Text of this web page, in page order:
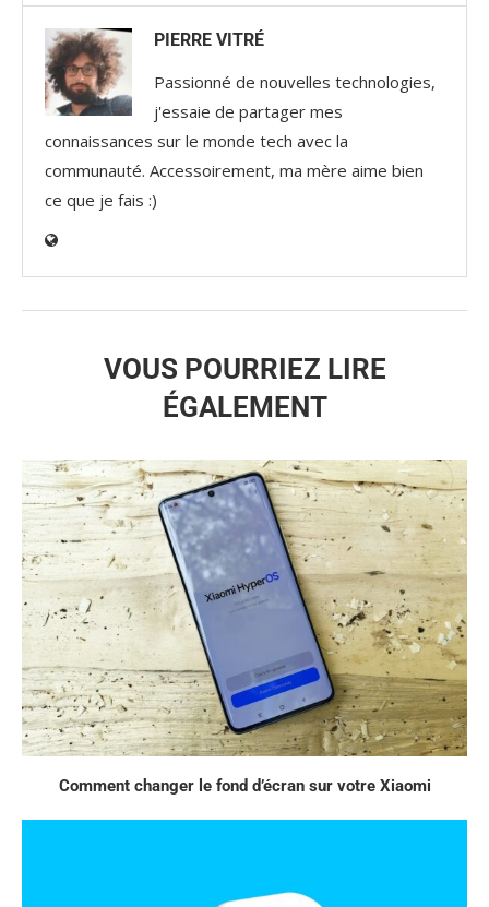
PIERRE VITRÉ
Passionné de nouvelles technologies,
j'essaie de partager mes
connaissances sur le monde tech avec la
communauté. Accessoirement, ma mère aime bien
ce que je fais :)
VOUS POURRIEZ LIRE
ÉGALEMENT
Comment changer le fond d’écran sur votre Xiaomi